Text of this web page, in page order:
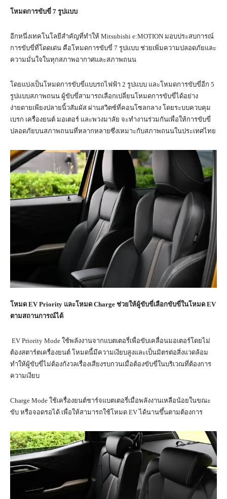
โหมดการขับขี่ 7 รูปแบบ
อีกหนึ่งเทคโนโลยีสำคัญที่ทำให้ Mitsubishi e:MOTION มอบประสบการณ์
การขับขี่ที่โดดเด่น คือโหมดการขับขี่ 7 รูปแบบ ช่วยเพิ่มความปลอดภัยและ
ความมั่นใจในทุกสภาพอากาศและสภาพถนน
โดยแบ่งเป็นโหมดการขับขี่แบบรถไฟฟ้า 2 รูปแบบ และโหมดการขับขี่อีก 5
รูปแบบสภาพถนน ผู้ขับขี่สามารถเลือกเปลี่ยนโหมดการขับขี่ได้อย่าง
ง่ายดายเพียงปลายนิ้วสัมผัส ผ่านสวิตซ์ที่คอนโซลกลาง โดยระบบควบคุม
เบรก เครื่องยนต์ มอเตอร์ และพวงมาลัย จะทำงานร่วมกันเพื่อให้การขับขี่
ปลอดภัยบนสภาพถนนที่หลากหลายซึ่งเหมาะกับสภาพถนนในประเทศไทย
โหมด EV Priority และโหมด Charge ช่วยให้ผู้ขับขี่เลือกขับขี่ในโหมด EV
ตามสถานการณ์ได้
EV Priority Mode ใช้พลังงานจากแบตเตอรี่เพื่อขับเคลื่อนมอเตอร์โดยไม่
ต้องสตาร์ตเครื่องยนต์ โหมดนี้มีความเงียบสูงและเป็นมิตรต่อสิ่งแวดล้อม
ทำให้ผู้ขับขี่ไม่ต้องกังวลเรื่องเสียงรบกวนเมื่อต้องขับขี่ในบริเวณที่ต้องการ
ความเงียบ
Charge Mode ใช้เครื่องยนต์ชาร์จแบตเตอรี่เมื่อพลังงานเหลือน้อยในขณะ
ขับ หรือจอดรอได้ เพื่อให้สามารถใช้โหมด EV ได้นานขึ้นตามต้องการ